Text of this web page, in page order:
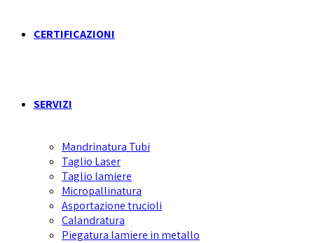
CERTIFICAZIONI
SERVIZI
Mandrinatura Tubi
Taglio Laser
Taglio lamiere
Micropallinatura
Asportazione trucioli
Calandratura
Piegatura lamiere in metallo